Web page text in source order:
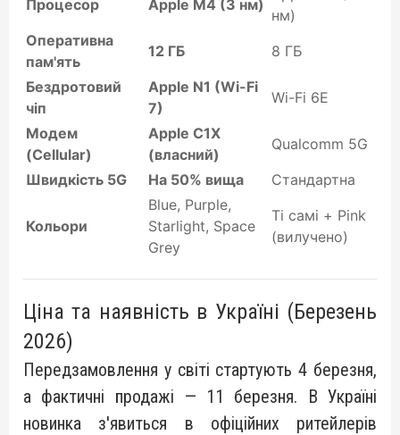
Процесор Apple M4 (3 нм)
нм)
Оперативна
пам'ять
12 ГБ
8 ГБ
Бездротовий
чіп
Apple N1 (Wi-Fi
7)
Wi-Fi 6E
Модем
(Cellular)
Apple C1X
(власний)
Qualcomm 5G
Швидкість 5G
На 50% вища Стандартна
Кольори
Blue, Purple,
Starlight, Space
Grey
Ті самі + Pink
(вилучено)
Ціна та наявність в Україні (Березень
2026)
Передзамовлення у світі стартують 4 березня,
а фактичні продажі — 11 березня. В Україні
новинка з'явиться в офіційних ритейлерів